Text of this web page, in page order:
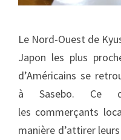
Le Nord-Ouest de
Japon les plus
d’Américains se
à Sasebo. Ce
les commerçants
manière d’attirer